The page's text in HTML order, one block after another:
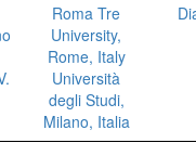
Roma Tre
University,
Rome, Italy
Università
degli Studi,
Milano, Italia